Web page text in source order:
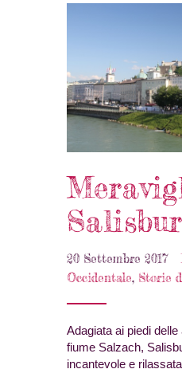
20 Settembre 2017
Occidentale, Storie
Adagiata ai piedi
fiume Salzach,
incantevole e